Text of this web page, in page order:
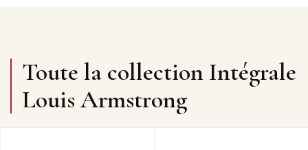
Pomme : New York… Et même qu’il y était plutôt actif,
puisque qu’à cette date, on ne relève pas moins de
deux émissions de radio différentes, théoriquement
transmises en direct sur deux réseaux concurrents.
L’ennui, c’est que les diffusions eurent lieu à peu près
Toute la collection Intégrale
Louis Armstrong